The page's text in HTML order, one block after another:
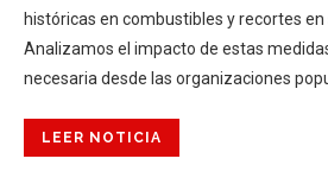
históricas en combustibles y recortes en
Analizamos el impacto de estas
necesaria desde las organizaciones
LEER NOTICIA